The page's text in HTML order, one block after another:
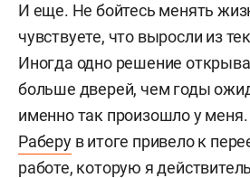
И еще. Не бойтесь менять
чувствуете, что выросли из
Иногда одно решение
больше дверей, чем годы
именно так произошло у
Раберув итоге привело к
работе, которую я